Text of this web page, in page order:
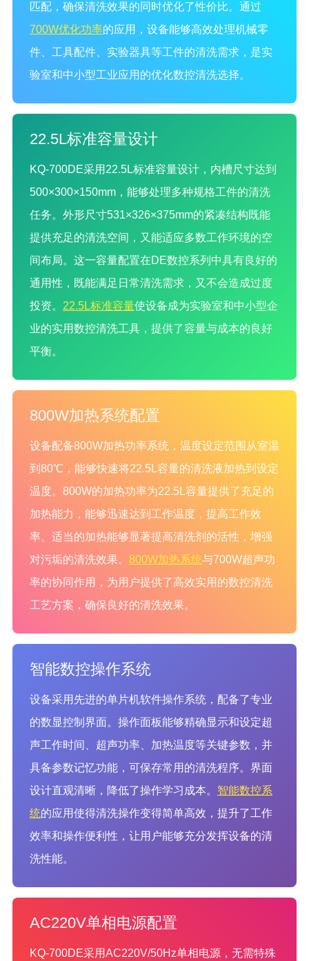
匹配，确保清洗效果的同时优化了性价比。通过
700W优化功率的应用，设备能够高效处理机械零
件、工具配件、实验器具等工件的清洗需求，是实
验室和中小型工业应用的优化数控清洗选择。
22.5L标准容量设计
KQ-700DE采用22.5L标准容量设计，内槽尺寸达到
500×300×150mm，能够处理多种规格工件的清洗
任务。外形尺寸531×326×375mm的紧凑结构既能
提供充足的清洗空间，又能适应多数工作环境的空
间布局。这一容量配置在DE数控系列中具有良好的
通用性，既能满足日常清洗需求，又不会造成过度
投资。 22.5L标准容量使设备成为实验室和中小型企
业的实用数控清洗工具，提供了容量与成本的良好
平衡。
800W加热系统配置
设备配备800W加热功率系统，温度设定范围从室温
到80℃，能够快速将22.5L容量的清洗液加热到设定
温度。800W的加热功率为22.5L容量提供了充足的
加热能力，能够迅速达到工作温度，提高工作效
率。适当的加热能够显著提高清洗剂的活性，增强
对污垢的清洗效果。 800W加热系统与700W超声功
率的协同作用，为用户提供了高效实用的数控清洗
工艺方案，确保良好的清洗效果。
智能数控操作系统
设备采用先进的单片机软件操作系统，配备了专业
的数显控制界面。操作面板能够精确显示和设定超
声工作时间、超声功率、加热温度等关键参数，并
具备参数记忆功能，可保存常用的清洗程序。界面
设计直观清晰，降低了操作学习成本。 智能数控系
统的应用使得清洗操作变得简单高效，提升了工作
效率和操作便利性，让用户能够充分发挥设备的清
洗性能。
AC220V单相电源配置
KQ-700DE采用AC220V/50Hz单相电源，无需特殊